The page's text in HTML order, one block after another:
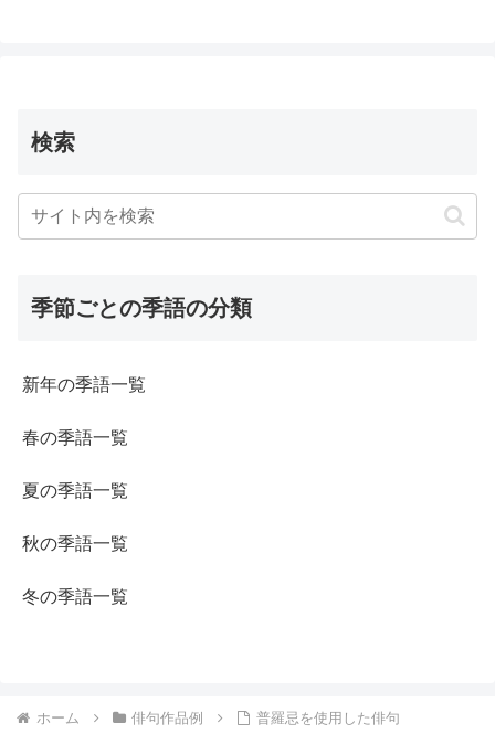
検索
季節ごとの季語の分類
新年の季語一覧
春の季語一覧
夏の季語一覧
秋の季語一覧
冬の季語一覧
ホーム 俳句作品例 普羅忌を使用した俳句